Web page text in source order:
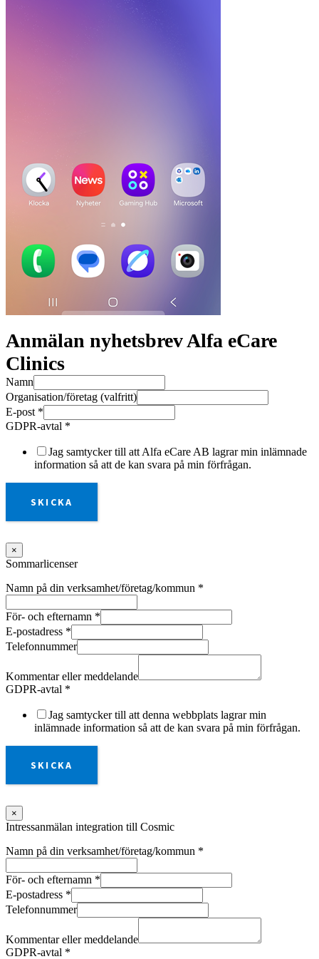
Anmälan nyhetsbrev Alfa eCare
Clinics
Namn
Organisation/företag (valfritt)
E-post *
GDPR-avtal *
Jag samtycker till att Alfa eCare AB lagrar min inlämnade
information så att de kan svara på min förfrågan.
SKICKA
×
Sommarlicenser
Namn på din verksamhet/företag/kommun *
För- och efternamn *
E-postadress *
Telefonnummer
Kommentar eller meddelande
GDPR-avtal *
Jag samtycker till att denna webbplats lagrar min
inlämnade information så att de kan svara på min förfrågan.
SKICKA
×
Intressanmälan integration till Cosmic
Namn på din verksamhet/företag/kommun *
För- och efternamn *
E-postadress *
Telefonnummer
Kommentar eller meddelande
GDPR-avtal *